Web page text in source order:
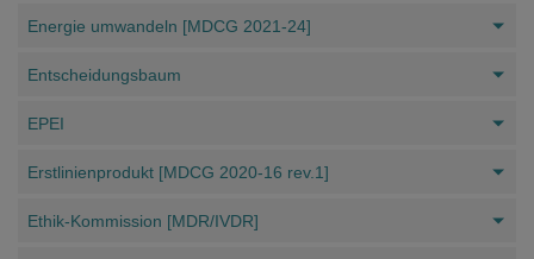
Energie umwandeln [MDCG 2021-24]
Entscheidungsbaum
EPEI
Erstlinienprodukt [MDCG 2020-16 rev.1]
Ethik-Kommission [MDR/IVDR]